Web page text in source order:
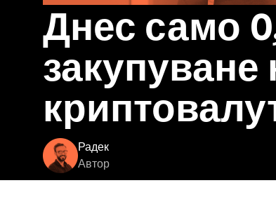
Днес само
закупуване
Радек
Автор